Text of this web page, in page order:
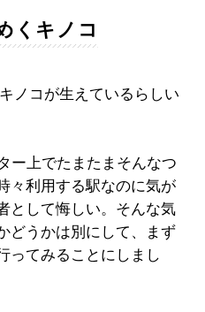
くキノコ
ノコが生えているらしい
ー上でたまたまそんなつ
々利用する駅なのに気が
として悔しい。そんな気
どうかは別にして、まず
ってみることにしまし